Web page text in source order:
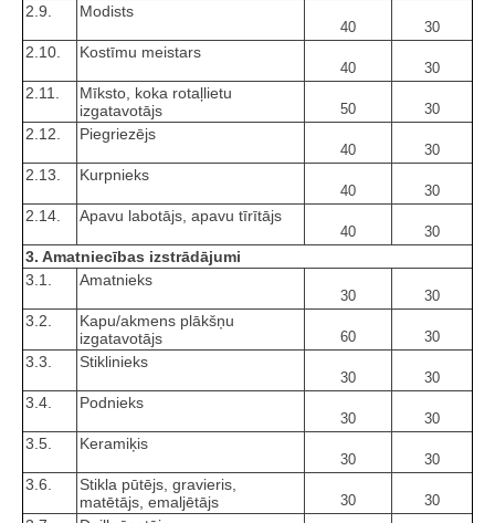
2.9. Modists
40 30
2.10. Kostīmu meistars
40 30
2.11.
Mīksto, koka rotaļlietu
izgatavotājs
50 30
2.12. Piegriezējs
40 30
2.13. Kurpnieks
40 30
2.14. Apavu labotājs, apavu tīrītājs
40 30
3. Amatniecības izstrādājumi
3.1.
Amatnieks
30 30
3.2.
Kapu/akmens plākšņu
izgatavotājs
60 30
3.3. Stiklinieks
30 30
3.4. Podnieks
30 30
3.5. Keramiķis
30 30
3.6.
Stikla pūtējs, gravieris,
matētājs, emaljētājs
30 30